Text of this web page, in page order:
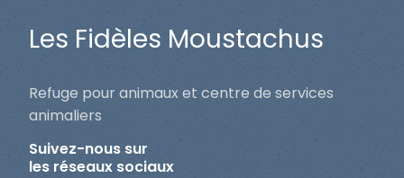
Les Fidèles Moustachus
Refuge pour animaux et centre de services
animaliers
Suivez-nous sur
les réseaux sociaux